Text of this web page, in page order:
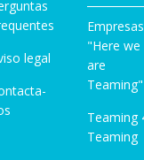
legal
Empresas
"Here we
are
Teaming"
Teaming
Teaming